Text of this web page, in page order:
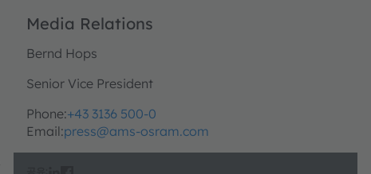
Media Relations
Bernd Hops
Senior Vice President
Phone:+43 3136 500-0
Email:press@ams-osram.com